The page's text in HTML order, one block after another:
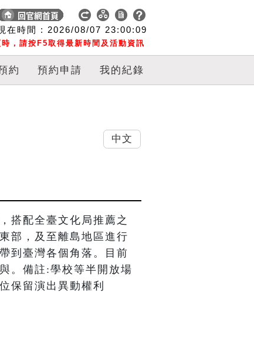
在時間 : 2026/08/07 23:00:10
，請按F5取得最新時間及活動資訊
約 預約申請 我的紀錄
搭配全臺文化局推薦之
部，及至離島地區進行
到臺灣各個角落。目前
。備註:學校等半開放場
保留演出異動權利